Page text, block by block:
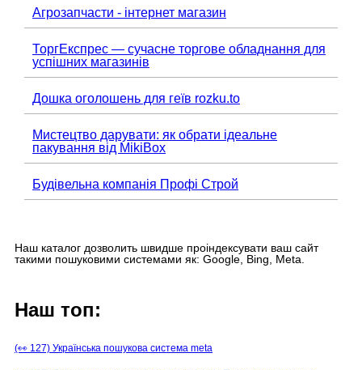
Агрозапчасти - інтернет магазин
ТоргЕкспрес — сучасне торгове обладнання для
успішних магазинів
Дошка оголошень для геїв rozku.to
Мистецтво дарувати: як обрати ідеальне
пакування від MikiBox
Будівельна компанія Профі Строй
Наш каталог дозволить швидше проіндексувати ваш сайт
такими пошуковими системами як: Google, Bing, Meta.
Наш топ:
(👀 127) Українська пошукова система meta